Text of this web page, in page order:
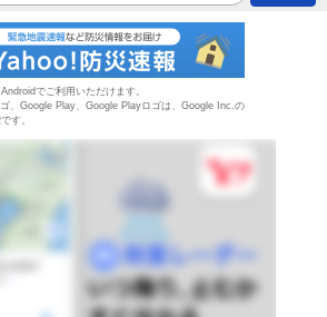
でご利用いただけます。
、Google Play、Google Playロゴは、Google Inc.の
す。